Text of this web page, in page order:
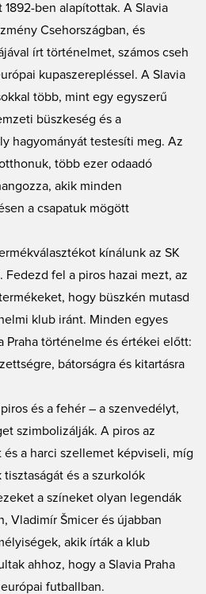
ben alapítottak. A Slavia
Csehországban, és
írt történelmet, számos cseh
kupaszerepléssel. A Slavia
több, mint egy egyszerű
büszkeség és a
hagyományát testesíti meg. Az
több ezer odaadó
akik minden
a csapatuk mögött
kínálunk az SK
Fedezd fel a piros hazai mezt, az
hogy büszkén mutasd
klub iránt. Minden egyes
Praha történelme és értékei előtt:
bátorságra és kitartásra
és a fehér – a szenvedélyt,
szimbolizálják. A piros az
a harci szellemet képviseli, míg
és a szurkolók
a színeket olyan legendák
Vladimír Šmicer és újabban
akik írták a klub
ahhoz, hogy a Slavia Praha
futballban.